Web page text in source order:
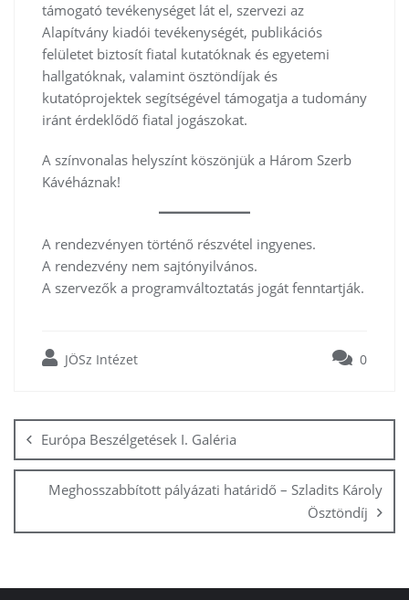
támogató tevékenységet lát el, szervezi az
Alapítvány kiadói tevékenységét, publikációs
felületet biztosít fiatal kutatóknak és egyetemi
hallgatóknak, valamint ösztöndíjak és
kutatóprojektek segítségével támogatja a tudomány
iránt érdeklődő fiatal jogászokat.
A színvonalas helyszínt köszönjük a Három Szerb
Kávéháznak!
A rendezvényen történő részvétel ingyenes.
A rendezvény nem sajtónyilvános.
A szervezők a programváltoztatás jogát fenntartják.
JÖSz Intézet 0
navigáció
Európa Beszélgetések I. Galéria
Meghosszabbított pályázati határidő – Szladits Károly
Ösztöndíj